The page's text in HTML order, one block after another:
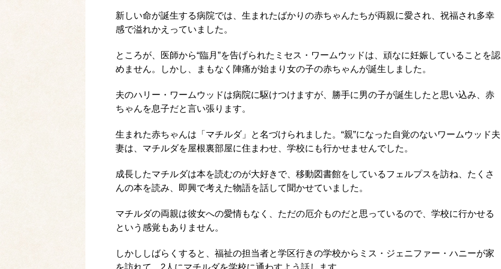
新しい命が誕生する病院では、生まれたばかりの赤ちゃんたちが両親に愛され、祝福され多幸
感で溢れかえっていました。
ところが、医師から“臨月”を告げられたミセス・ワームウッドは、頑なに妊娠していることを認
めません。しかし、まもなく陣痛が始まり女の子の赤ちゃんが誕生しました。
夫のハリー・ワームウッドは病院に駆けつけますが、勝手に男の子が誕生したと思い込み、赤
ちゃんを息子だと言い張ります。
生まれた赤ちゃんは「マチルダ」と名づけられました。“親”になった自覚のないワームウッド夫
妻は、マチルダを屋根裏部屋に住まわせ、学校にも行かせませんでした。
成長したマチルダは本を読むのが大好きで、移動図書館をしているフェルプスを訪ね、たくさ
んの本を読み、即興で考えた物語を話して聞かせていました。
マチルダの両親は彼女への愛情もなく、ただの厄介ものだと思っているので、学校に行かせる
という感覚もありません。
しかししばらくすると、福祉の担当者と学区行きの学校からミス・ジェニファー・ハニーが家